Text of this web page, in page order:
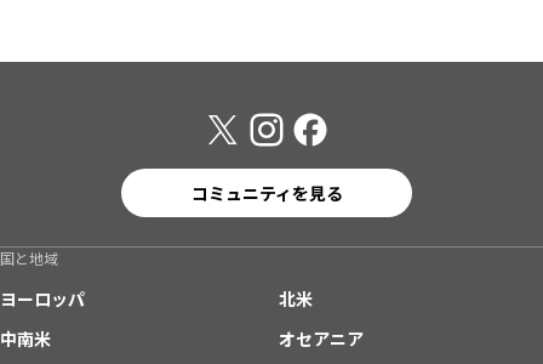
コミュニティを見る
国と地域
ヨーロッパ
北米
中南米
オセアニア